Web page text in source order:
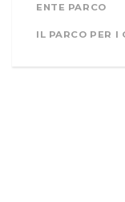
ENTE PARCO
IL PARCO PER I